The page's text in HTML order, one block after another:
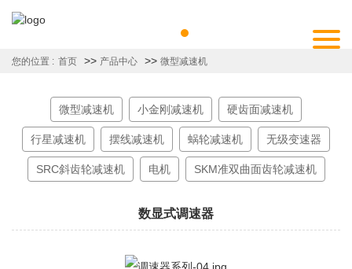
您的位置 : 首页 >> 产品中心 >> 微型减速机
微型减速机 小金刚减速机 硬齿面减速机
行星减速机 摆线减速机 蜗轮减速机 无级变速器
SRC斜齿轮减速机 电机 SKM准双曲面齿轮减速机
数显式调速器